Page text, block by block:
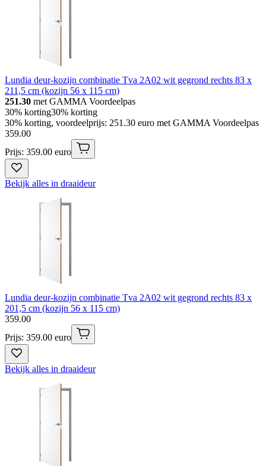
Lundia deur-kozijn combinatie Tva 2A02 wit gegrond rechts 83 x
211,5 cm (kozijn 56 x 115 cm)
251.30 met GAMMA Voordeelpas
30% korting30% korting
30% korting, voordeelprijs: 251.30 euro met GAMMA Voordeelpas
359.00
Prijs: 359.00 euro
Bekijk alles in draaideur
Lundia deur-kozijn combinatie Tva 2A02 wit gegrond rechts 83 x
201,5 cm (kozijn 56 x 115 cm)
359.00
Prijs: 359.00 euro
Bekijk alles in draaideur